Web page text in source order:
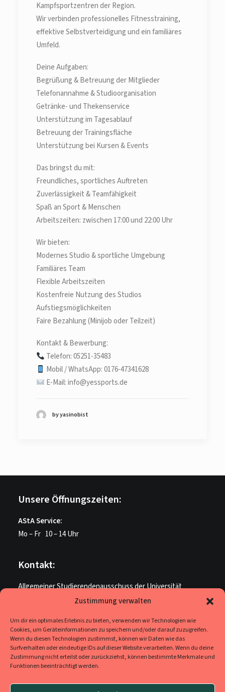
Zustimmung verwalten
Um dir ein optimales Erlebnis zu bieten, verwenden wir Technologien wie
Cookies, um Geräteinformationen zu speichern und/oder darauf zuzugreifen.
Wenn du diesen Technologien zustimmst, können wir Daten wie das
Surfverhalten oder eindeutige IDs auf dieser Website verarbeiten. Wenn du deine
Zustimmung nicht erteilst oder zurückziehst, können bestimmte Merkmale und
Funktionen beeinträchtigt werden.
Kampfsportzentren der Region.
Wir verbinden professionelles Fitnesstraining,
effektive Selbstverteidigung und ein familiäres
Umfeld.
Deine Aufgaben:
Begrüßung & Betreuung der Mitglieder
Telefonannahme & Studioorganisation
Getränke- und Thekenservice
Unterstützung im Tagesablauf
Betreuung der Trainingsfläche
Unterstützung bei Kursen & Events
Das bringst du mit:
Freundliches, sportliches Auftreten
Zuverlässigkeit & Teamfähigkeit
Spaß an Sport & Menschen
Arbeitszeiten: zwischen 17:00 und 22:00 Uhr
Wir bieten:
Modernes Studio & sportliche Umgebung
Familiäres Team
Flexible Arbeitszeiten
Kostenfreie Nutzung des Studios
Aufstiegsmöglichkeiten
Faire Bezahlung (Minijob oder Teilzeit)
Kontakt & Bewerbung:
Telefon: 05251-35483
Mobil / WhatsApp: 0176-47341628
E-Mail: info@yessports.de
by yasinobist
Unsere Öffnungszeiten:
AStA Service:
Mo – Fr 10 – 14 Uhr
Kontakt:
Allgemeiner Studierendenausschuss der Universität
Warburger Str. 100
33098 Paderborn
Social Media